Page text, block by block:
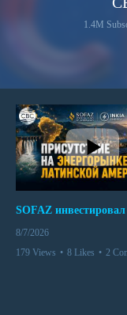
1.4M
8/7/2026
179 Views • 8 Likes • 2